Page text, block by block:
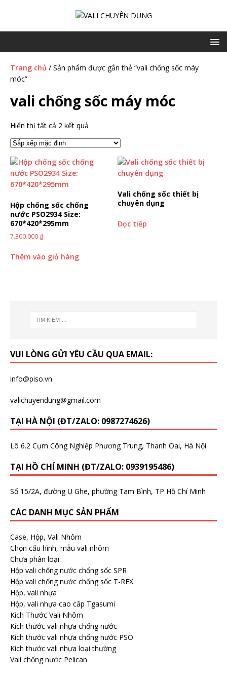
Trang chủ / Sản phẩm được gắn thẻ “vali chống sốc máy
móc”
vali chống sốc máy móc
Hiển thị tất cả 2 kết quả
Hộp chống sốc chống
nước PSO2934 Size:
670*420*295mm
7.300.000₫
Thêm vào giỏ hàng
Vali chống sốc thiết bị
chuyên dụng
Đọc tiếp
VUI LÒNG GỬI YÊU CẦU QUA EMAIL:
info@piso.vn
valichuyendung@gmail.com
TẠI HÀ NỘI (ĐT/ZALO: 0987274626)
Lô 6.2 Cụm Công Nghiệp Phương Trung, Thanh Oai, Hà Nội
TẠI HỒ CHÍ MINH (ĐT/ZALO: 0939195486)
Số 15/2A, đường Ụ Ghe, phường Tam Bình, TP Hồ Chí Minh
CÁC DANH MỤC SẢN PHẨM
Case, Hộp, Vali Nhôm
Chọn cấu hình, mẫu vali nhôm
Chưa phân loại
Hộp vali chống nước chống sốc SPR
Hộp vali chống nước chống sốc T-REX
Hộp, vali nhựa
Hộp, vali nhựa cao cấp Tgasumi
Kích Thước Vali Nhôm
Kích thước vali nhựa chống nước
Kích thước vali nhựa chống nước PSO
Kích thước vali nhựa loại thường
Vali chống nước Pelican